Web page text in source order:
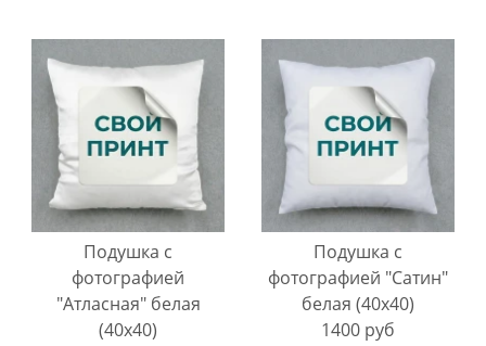
Подушка с
фотографией
"Атласная" белая
(40х40)
Подушка с
фотографией "Сатин"
белая (40х40)
1400 руб